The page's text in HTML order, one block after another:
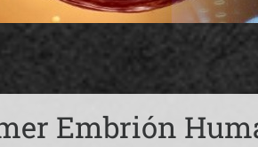
Embrión